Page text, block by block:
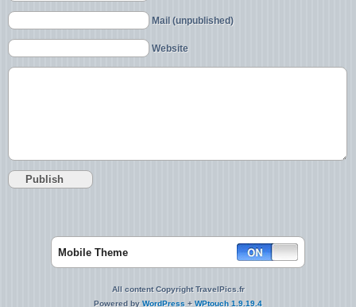
Mail (unpublished)
Website
Mobile Theme
All content Copyright TravelPics.fr
Powered by WordPress + WPtouch 1.9.19.4